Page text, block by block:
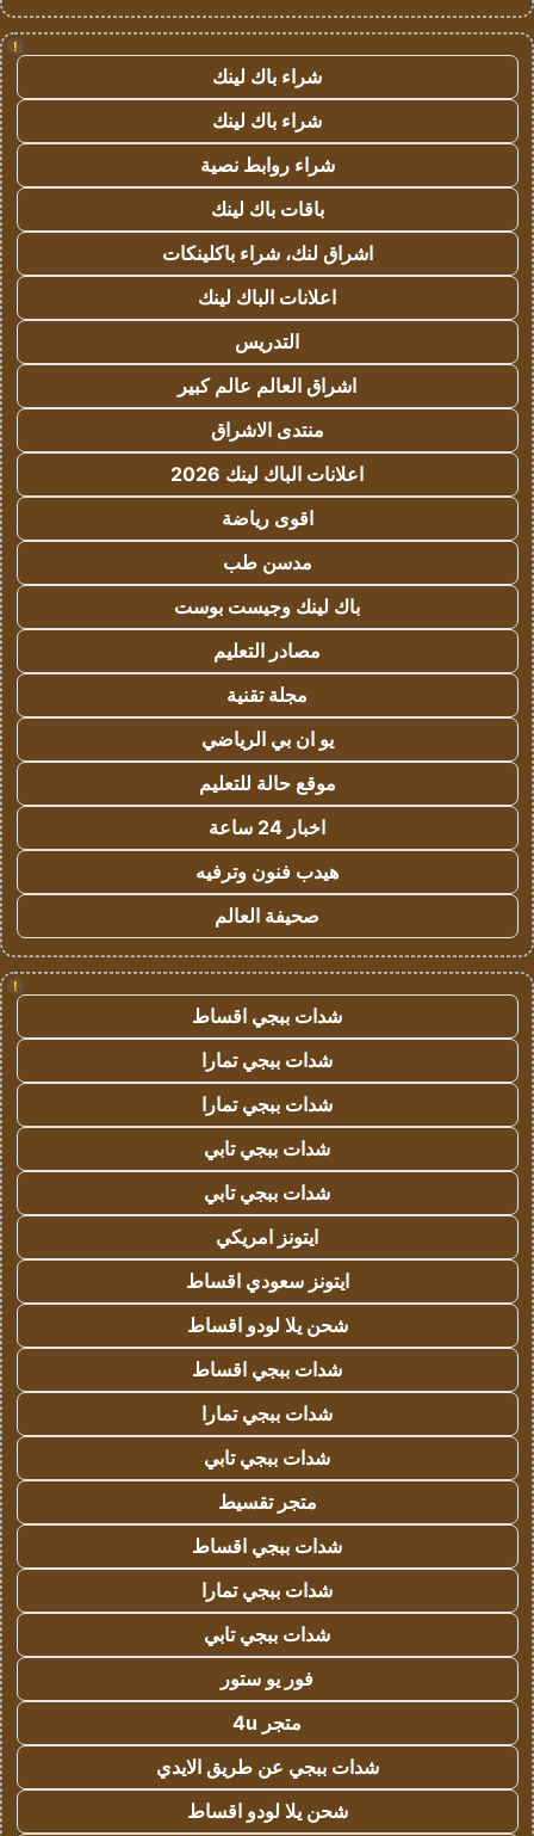
!
شراء باك لينك
شراء باك لينك
شراء روابط نصية
باقات باك لينك
اشراق لنك، شراء باكلينكات
اعلانات الباك لينك
التدريس
اشراق العالم عالم كبير
منتدى الاشراق
اعلانات الباك لينك 2026
اقوى رياضة
مدسن طب
باك لينك وجيست بوست
مصادر التعليم
مجلة تقنية
يو ان بي الرياضي
موقع حالة للتعليم
اخبار 24 ساعة
هيدب فنون وترفيه
صحيفة العالم
!
شدات ببجي اقساط
شدات ببجي تمارا
شدات ببجي تمارا
شدات ببجي تابي
شدات ببجي تابي
ايتونز امريكي
ايتونز سعودي اقساط
شحن يلا لودو اقساط
شدات ببجي اقساط
شدات ببجي تمارا
شدات ببجي تابي
متجر تقسيط
شدات ببجي اقساط
شدات ببجي تمارا
شدات ببجي تابي
فور يو ستور
متجر 4u
شدات ببجي عن طريق الايدي
شحن يلا لودو اقساط